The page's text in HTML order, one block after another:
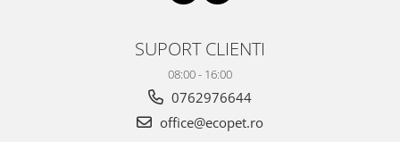
SUPORT CLIENTI
08:00 - 16:00
0762976644
office@ecopet.ro